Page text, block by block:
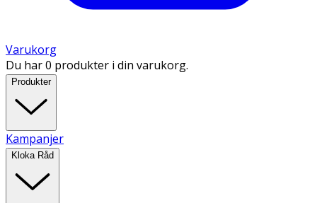
Varukorg
Du har 0 produkter i din varukorg.
Produkter
Kampanjer
Kloka Råd